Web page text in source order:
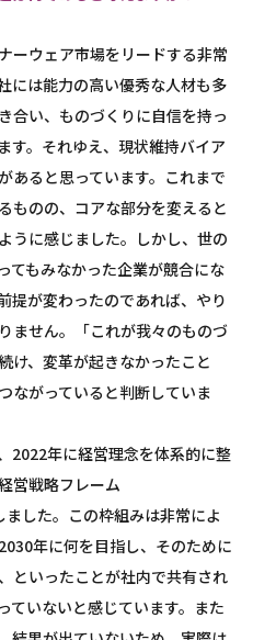
ーウェア市場をリードする非常
には能力の高い優秀な人材も多
合い、ものづくりに自信を持っ
す。それゆえ、現状維持バイア
あると思っています。これまで
ものの、コアな部分を変えると
うに感じました。しかし、世の
てもみなかった企業が競合にな
提が変わったのであれば、やり
ません。「これが我々のものづ
け、変革が起きなかったこと
ながっていると判断していま
2022年に経営理念を体系的に整
営戦略フレーム
ました。この枠組みは非常によ
年に何を目指し、そのために
といったことが社内で共有され
ていないと感じています。また